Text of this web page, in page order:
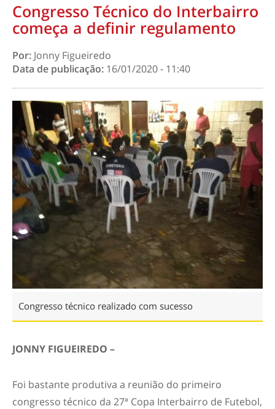
Congresso Técnico do Interbairro
começa a definir regulamento
Por: Jonny Figueiredo
Data de publicação: 16/01/2020 - 11:40
Congresso técnico realizado com sucesso
JONNY FIGUEIREDO –
Foi bastante produtiva a reunião do primeiro
congresso técnico da 27ª Copa Interbairro de Futebol,